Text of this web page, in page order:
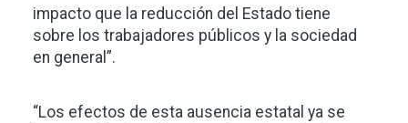
impacto que la reducción del Estado tiene
sobre los trabajadores públicos y la sociedad
en general”.
“Los efectos de esta ausencia estatal ya se